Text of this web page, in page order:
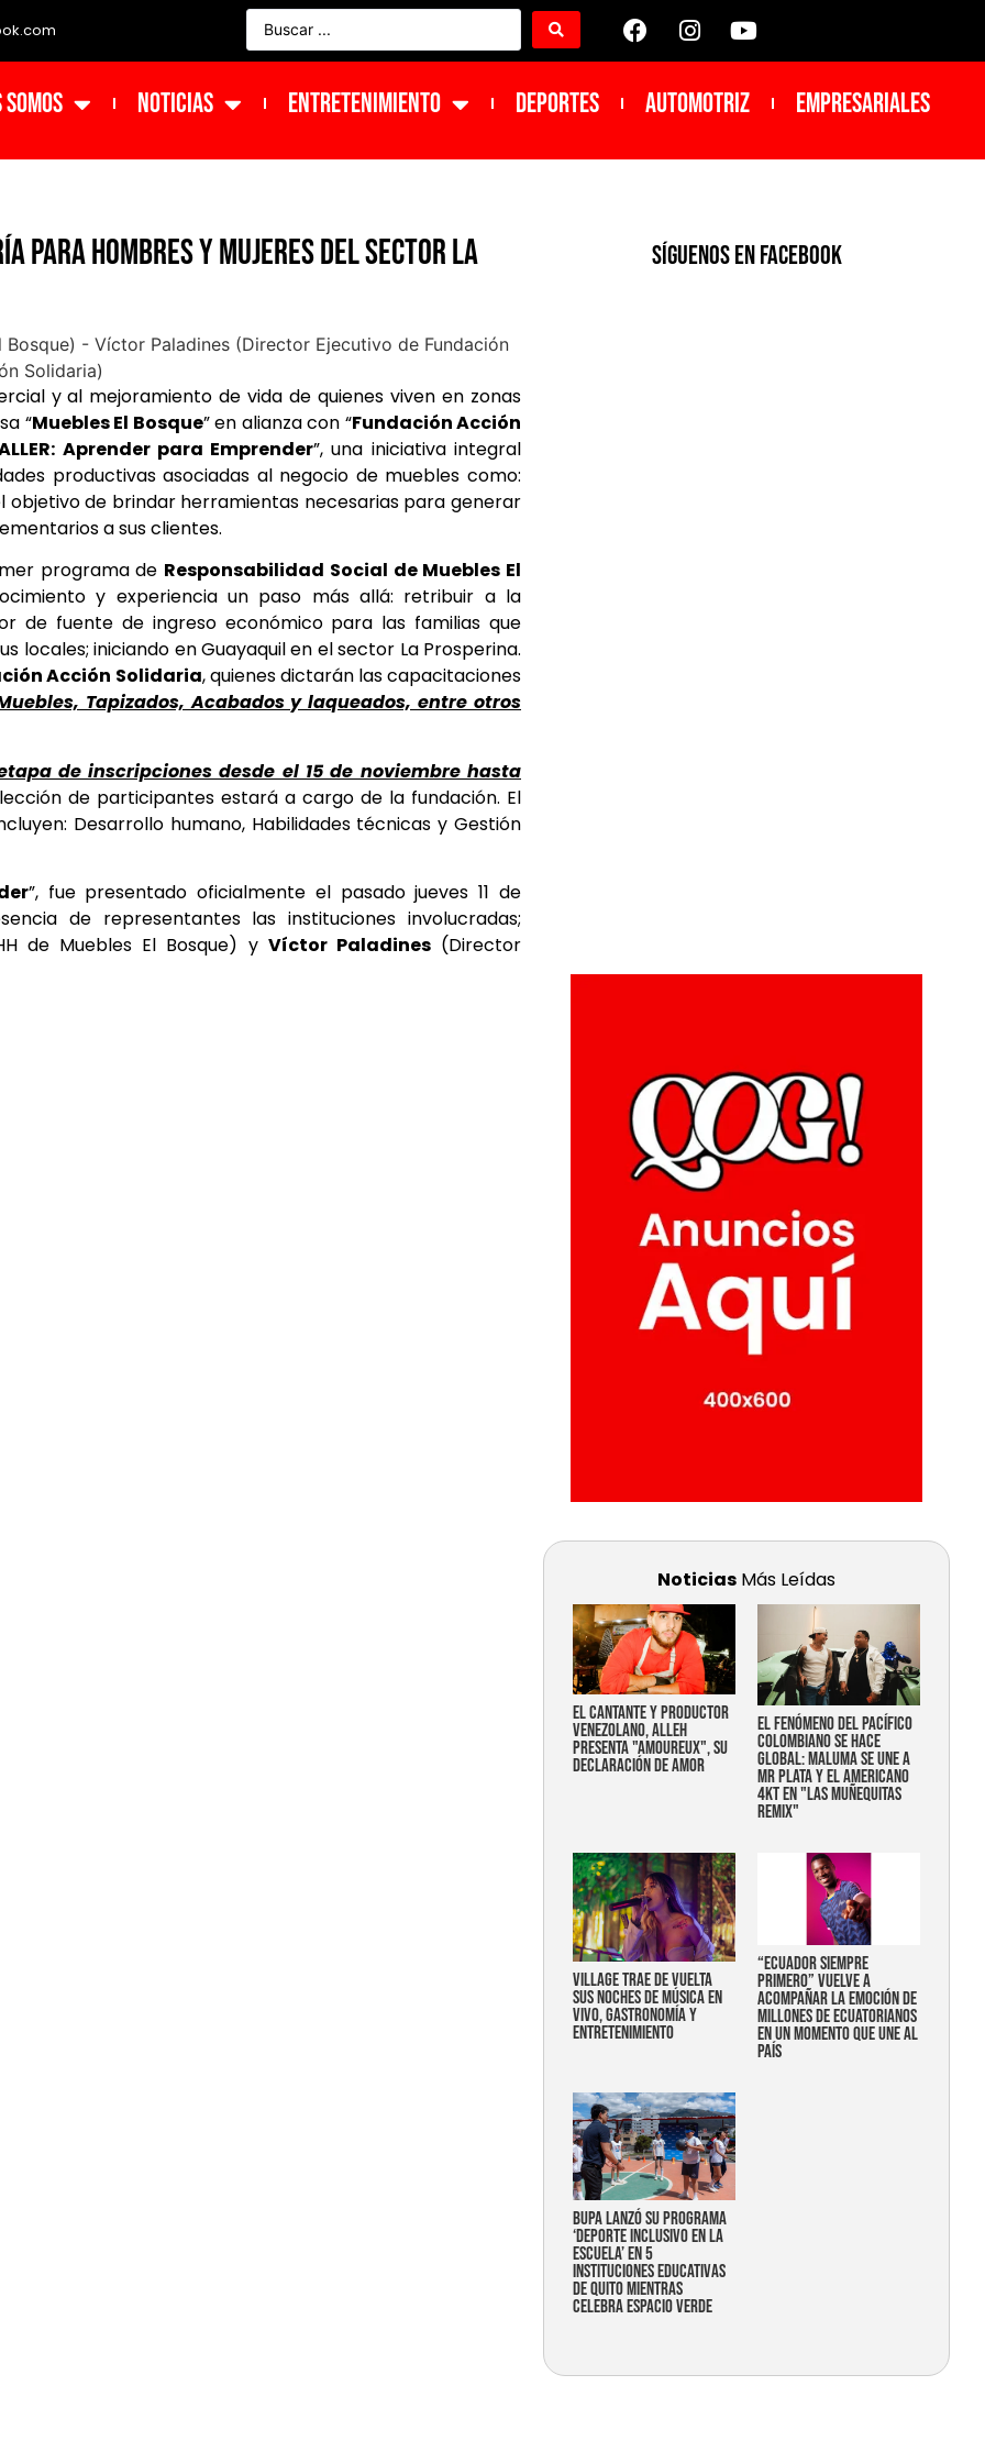
NOTICIAS ENTRETENIMIENTO DEPORTES Automotriz Empresariales
para hombres y mujeres del sector La
y al mejoramiento de vida de quienes viven en zonas
“Muebles El Bosque” en alianza con “Fundación Acción
Aprender para Emprender”, una iniciativa integral
productivas asociadas al negocio de muebles como:
objetivo de brindar herramientas necesarias para generar
a sus clientes.
programa de Responsabilidad Social de Muebles El
y experiencia un paso más allá: retribuir a la
de fuente de ingreso económico para las familias que
locales; iniciando en Guayaquil en el sector La Prosperina.
Acción Solidaria, quienes dictarán las capacitaciones
Tapizados, Acabados y laqueados, entre otros
de inscripciones desde el 15 de noviembre hasta
de participantes estará a cargo de la fundación. El
Desarrollo humano, Habilidades técnicas y Gestión
”, fue presentado oficialmente el pasado jueves 11 de
de representantes las instituciones involucradas;
de Muebles El Bosque) y Víctor Paladines(Director
SíGUENOS EN FACEBOOK
Noticias Más Leídas
EL CANTANTE Y PRODUCTOR
VENEZOLANO, ALLEH
PRESENTA "AMOUREUX", SU
DECLARACIÓN DE AMOR
EL FENÓMENO DEL PACÍFICO
COLOMBIANO SE HACE
GLOBAL: MALUMA SE UNE A
MR PLATA Y EL AMERICANO
4KT EN "LAS MUÑEQUITAS
REMIX"
Village trae de vuelta
sus noches de música en
vivo, gastronomía y
entretenimiento
“Ecuador siempre
primero” vuelve a
acompañar la emoción de
millones de ecuatorianos
en un momento que une al
país
Bupa lanzó su programa
‘Deporte Inclusivo en la
Escuela’ en 5
instituciones educativas
de Quito mientras
celebra espacio verde